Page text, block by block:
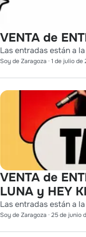
VENTA de
Las entradas están a
Soy de Zaragoza · 1 de julio de
VENTA de
LUNA y HEY
Las entradas están a
Soy de Zaragoza · 25 de junio